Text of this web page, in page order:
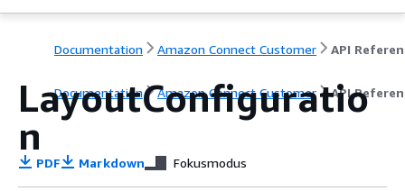
Documentation Amazon Connect Customer API
Documentation Amazon Connect Customer API
LayoutConfiguratio
n
PDF Markdown Fokusmodus